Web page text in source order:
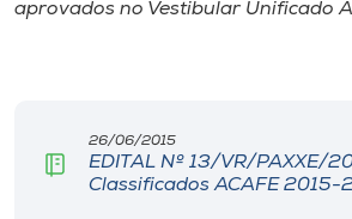
Editora
aprovados no Vestibular Unificado
26/06/2015
EDITAL Nº 13/VR/PAXXE/
Classificados ACAFE 2015-